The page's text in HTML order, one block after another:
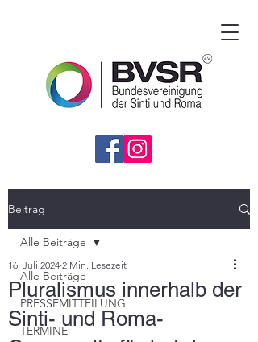
Beitrag
Alle Beiträge
PRESSEMITTEILUNG
TERMINE
Alle Beiträge
Pluralismus innerhalb der
Sinti- und Roma-
16. Juli 2024 2 Min. Lesezeit